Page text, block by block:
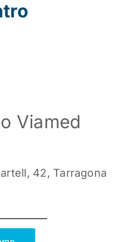
Viamed
42, Tarragona